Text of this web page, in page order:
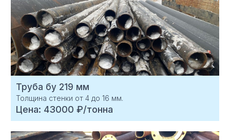
Труба бу 219 мм
Толщина стенки от 4 до 16 мм.
Цена: 43000 ₽/тонна